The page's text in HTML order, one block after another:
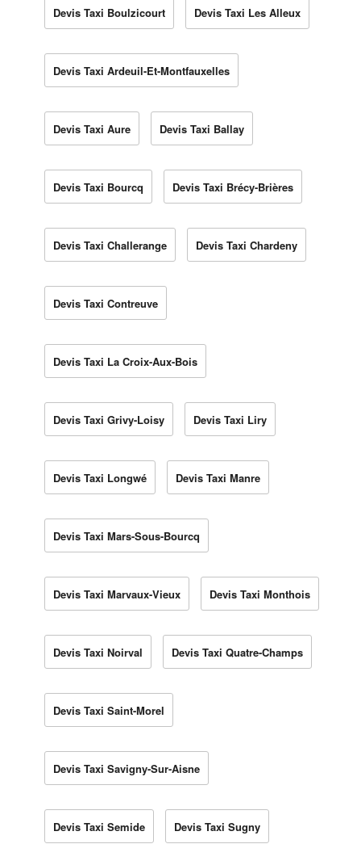
Devis Taxi Boulzicourt Devis Taxi Les Alleux
Devis Taxi Ardeuil-Et-Montfauxelles
Devis Taxi Aure Devis Taxi Ballay
Devis Taxi Bourcq Devis Taxi Brécy-Brières
Devis Taxi Challerange Devis Taxi Chardeny
Devis Taxi Contreuve
Devis Taxi La Croix-Aux-Bois
Devis Taxi Grivy-Loisy Devis Taxi Liry
Devis Taxi Longwé Devis Taxi Manre
Devis Taxi Mars-Sous-Bourcq
Devis Taxi Marvaux-Vieux Devis Taxi Monthois
Devis Taxi Noirval Devis Taxi Quatre-Champs
Devis Taxi Saint-Morel
Devis Taxi Savigny-Sur-Aisne
Devis Taxi Semide Devis Taxi Sugny